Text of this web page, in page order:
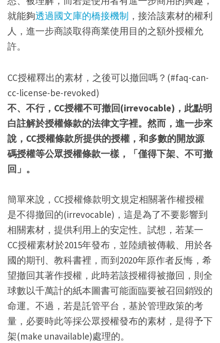
就能夠透過國文庫的橋接機制 ，接洽該素材的權利
人，進一步商談取得商業使用目的之額外授權允
許。
CC授權釋出的素材，之後可以撤回嗎？(#faq-can-
cc-license-be-revoked)
不、不行，CC授權不可撤回(irrevocable)，此點明
白註解於授權條款的法律文字裡。然而，進一步來
說，CC授權條款所提供的授權，和多數的開放源
碼授權等公眾授權條款一樣，「僅得下架、不可撤
回」。
簡單來說，CC授權條款明文規定相關著作權授權
是不得撤回的(irrevocable)，這是為了不要影響到
相關素材，提供利用上的安定性。試想，若某一
CC授權素材於2015年發布，並陸續被傳載、用於各
國的期刊、教科書裡，而到2020年原作者反悔，希
望撤回其著作授權，此時若該授權得被撤回，則全
球數以千萬計的紙本圖書可能面臨要被召回銷毀的
命運。不過，若是託管平台，基於管理政策的考
量，必要時此等採公眾授權發布的素材，是得予下
架(make unavailable)處理的。